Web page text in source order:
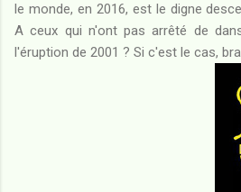
le monde, en 2016, est le digne
A ceux qui n'ont pas arrêté de
l'éruption de 2001 ? Si c'est le cas,